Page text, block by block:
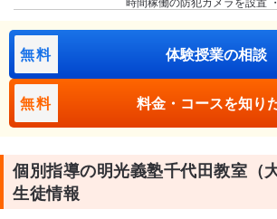
無料 体験授業の相談
無料 料金・コースを知り
個別指導の明光義塾千代田教室（
生徒情報